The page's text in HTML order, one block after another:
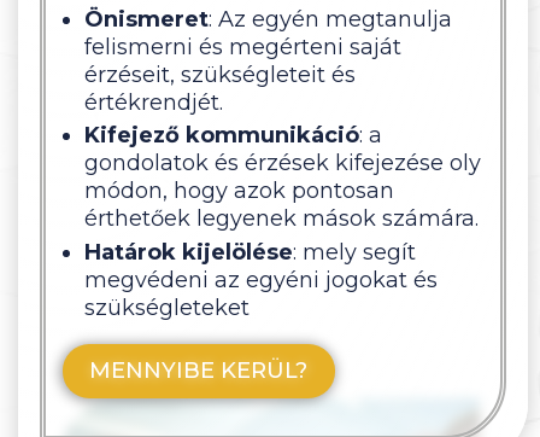
Önismeret: Az egyén megtanulja
felismerni és megérteni saját
érzéseit, szükségleteit és
értékrendjét.
Kifejező kommunikáció: a
gondolatok és érzések kifejezése oly
módon, hogy azok pontosan
érthetőek legyenek mások számára.
Határok kijelölése: mely segít
megvédeni az egyéni jogokat és
szükségleteket
MENNYIBE KERÜL?